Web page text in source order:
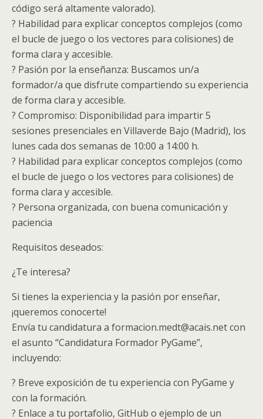
código será altamente valorado).
? Habilidad para explicar conceptos complejos (como
el bucle de juego o los vectores para colisiones) de
forma clara y accesible.
? Pasión por la enseñanza: Buscamos un/a
formador/a que disfrute compartiendo su experiencia
de forma clara y accesible.
? Compromiso: Disponibilidad para impartir 5
sesiones presenciales en Villaverde Bajo (Madrid), los
lunes cada dos semanas de 10:00 a 14:00 h.
? Habilidad para explicar conceptos complejos (como
el bucle de juego o los vectores para colisiones) de
forma clara y accesible.
? Persona organizada, con buena comunicación y
paciencia
Requisitos deseados:
¿Te interesa?
Si tienes la experiencia y la pasión por enseñar,
¡queremos conocerte!
Envía tu candidatura a formacion.medt@acais.net con
el asunto “Candidatura Formador PyGame”,
incluyendo:
? Breve exposición de tu experiencia con PyGame y
con la formación.
? Enlace a tu portafolio, GitHub o ejemplo de un